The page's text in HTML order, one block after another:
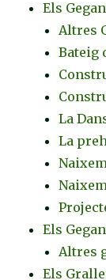
Els
Altres
Bateig
La
La
Els
Altres
Els